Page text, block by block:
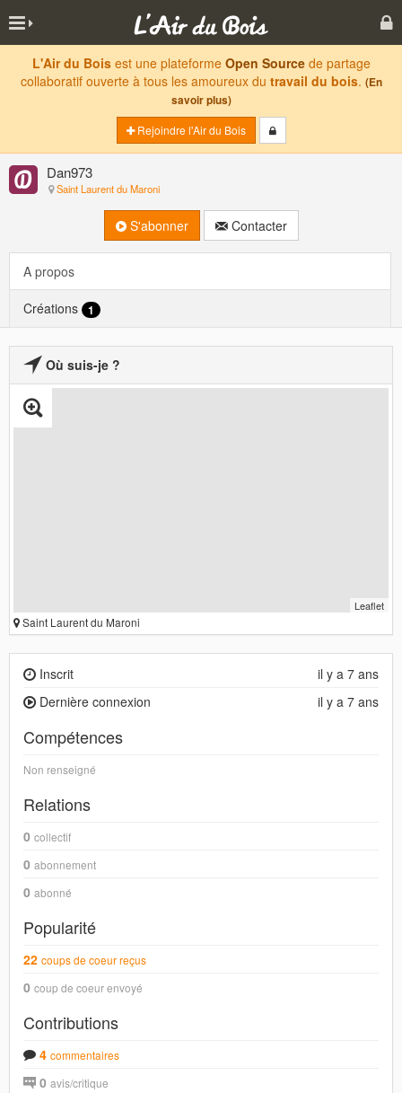
L'Air du Boisest une plateforme Open Sourcede partage
collaboratif ouverte à tous les amoureux du travail du bois. (En
savoir plus)
Rejoindre l'Air du Bois
Dan973
Saint Laurent du Maroni
S'abonner Contacter
A propos
Créations 1
Où suis-je ?
Leaflet
Saint Laurent du Maroni
il y a 7 ans
Inscrit
il y a 7 ans
Dernière connexion
Compétences
Non renseigné
Relations
0 collectif
0 abonnement
0 abonné
Popularité
22 coups de coeur reçus
0 coup de coeur envoyé
Contributions
4 commentaires
0 avis/critique